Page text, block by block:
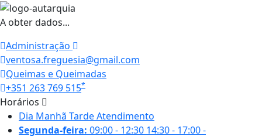
A obter dados...
Administração
ventosa.freguesia@gmail.com
Queimas e Queimadas
+351 263 769 515*
Horários
Dia Manhã TardeAtendimento
Segunda-feira: 09:00 - 12:30 14:30 - 17:00-